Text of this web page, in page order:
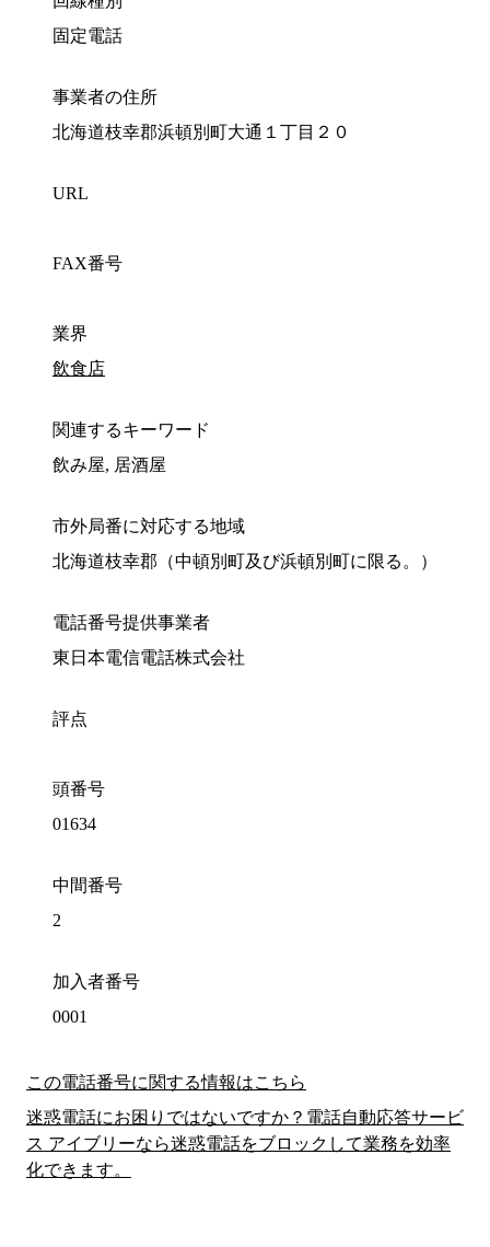
固定電話
事業者の住所
北海道枝幸郡浜頓別町大通１丁目２０
URL
FAX番号
業界
飲食店
関連するキーワード
飲み屋, 居酒屋
市外局番に対応する地域
北海道枝幸郡（中頓別町及び浜頓別町に限る。）
電話番号提供事業者
東日本電信電話株式会社
評点
頭番号
01634
中間番号
2
加入者番号
0001
この電話番号に関する情報はこちら
迷惑電話にお困りではないですか？電話自動応答サービ
ス アイブリーなら迷惑電話をブロックして業務を効率
化できます。